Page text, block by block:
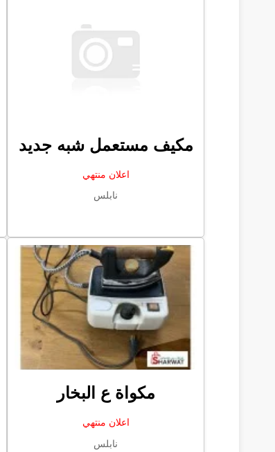
مكيف مستعمل شبه جديد
اعلان منتهي
نابلس
مكواة ع البخار
اعلان منتهي
نابلس